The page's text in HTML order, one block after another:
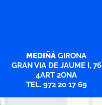
MEDIÑÁ GIRONA
GRAN VIA DE JAUME I, 76
4ART 2ONA
TEL. 972 20 17 69